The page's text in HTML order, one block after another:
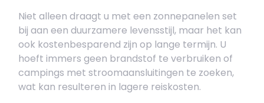
Niet alleen draagt u met een zonnepanelen set
bij aan een duurzamere levensstijl, maar het kan
ook kostenbesparend zijn op lange termijn. U
hoeft immers geen brandstof te verbruiken of
campings met stroomaansluitingen te zoeken,
wat kan resulteren in lagere reiskosten.